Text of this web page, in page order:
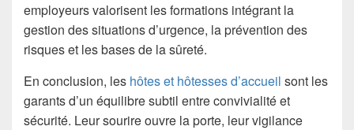
employeurs valorisent les formations intégrant la
gestion des situations d’urgence, la prévention des
risques et les bases de la sûreté.
En conclusion, les hôtes et hôtesses d’accueil sont les
garants d’un équilibre subtil entre convivialité et
sécurité. Leur sourire ouvre la porte, leur vigilance